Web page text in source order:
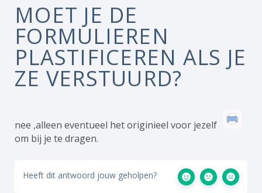
MOET JE DE
FORMULIEREN
PLASTIFICEREN ALS JE
ZE VERSTUURD?
nee ,alleen eventueel het originieel voor jezelf
om bij je te dragen.
Heeft dit antwoord jouw geholpen?